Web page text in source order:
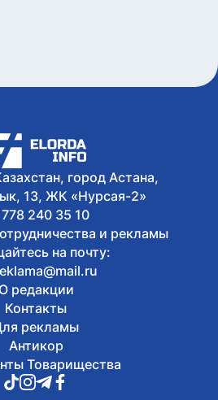
город Астана,
13, ЖК «Нурсая-2»
240 35 10
и рекламы
на почту:
О редакции
Контакты
рекламы
Антикор
Товарищества